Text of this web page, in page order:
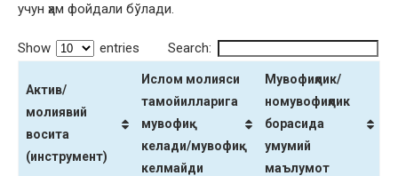
учун ҳам фойдали бўлади.
Show entries Search:
Актив/
молиявий
восита
(инструмент)
Ислом молияси
тамойилларига
мувофиқ
келади/мувофиқ
келмайди
Мувофиқлик/
номувофиқлик
борасида
умумий
маълумот